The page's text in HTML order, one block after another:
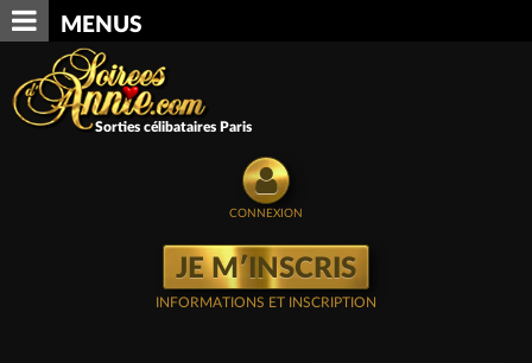
MENUS
Sorties célibataires Paris
CONNEXION
JE M′INSCRIS
INFORMATIONS ET INSCRIPTION